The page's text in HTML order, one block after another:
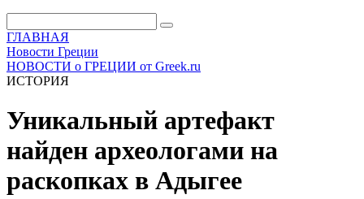
ГЛАВНАЯ
Новости Греции
НОВОСТИ о ГРЕЦИИ от Greek.ru
ИСТОРИЯ
Уникальный артефакт
найден археологами на
раскопках в Адыгее